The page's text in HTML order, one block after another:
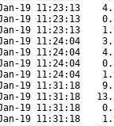
19 11:23:13
19 11:23:13
19 11:23:13
19 11:24:04
19 11:24:04
19 11:24:04
19 11:24:04
19 11:31:18
19 11:31:18
19 11:31:18
19 11:31:18